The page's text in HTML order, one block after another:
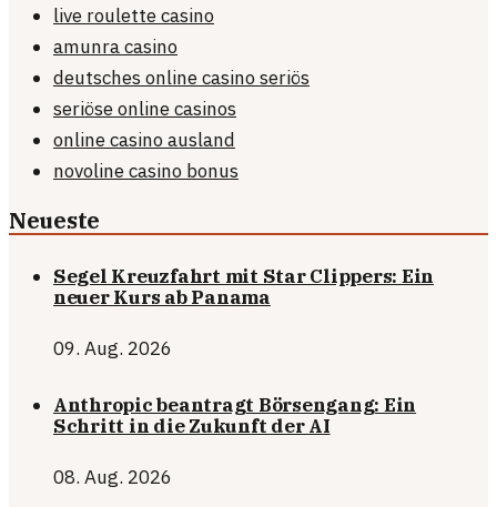
live roulette casino
amunra casino
deutsches online casino seriös
seriöse online casinos
online casino ausland
novoline casino bonus
Neueste
Segel Kreuzfahrt mit Star Clippers: Ein
neuer Kurs ab Panama
09. Aug. 2026
Anthropic beantragt Börsengang: Ein
Schritt in die Zukunft der AI
08. Aug. 2026